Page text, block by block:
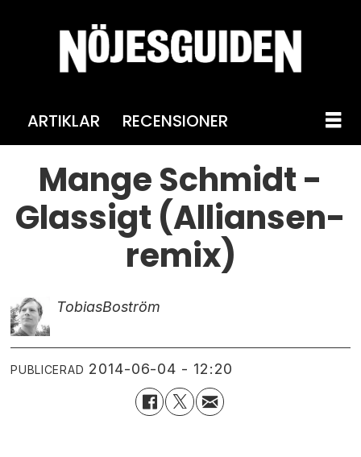
ARTIKLAR RECENSIONER
Mange Schmidt -
Glassigt (Alliansen-
remix)
TobiasBoström
PUBLICERAD 2014-06-04 - 12:20